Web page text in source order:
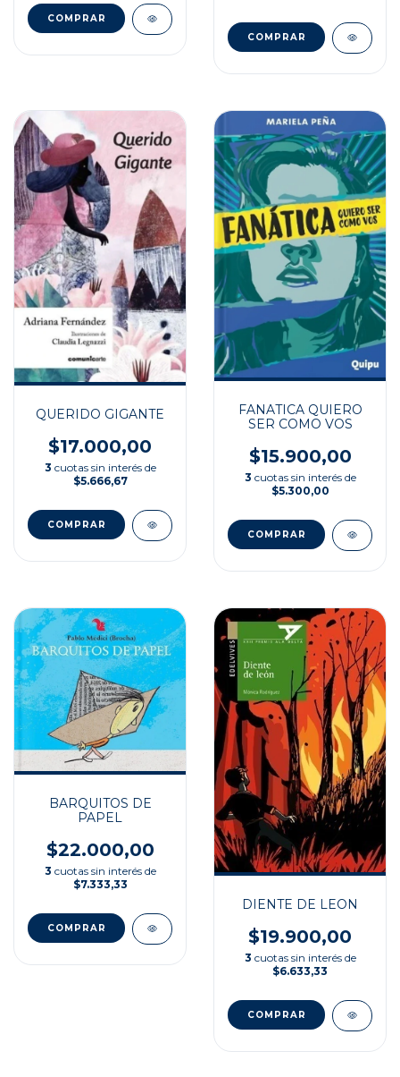
QUERIDO GIGANTE
$17.000,00
3 cuotas sin interés de
$5.666,67
FANATICA QUIERO
SER COMO VOS
$15.900,00
3 cuotas sin interés de
$5.300,00
BARQUITOS DE
PAPEL
$22.000,00
3 cuotas sin interés de
$7.333,33
DIENTE DE LEON
$19.900,00
3 cuotas sin interés de
$6.633,33